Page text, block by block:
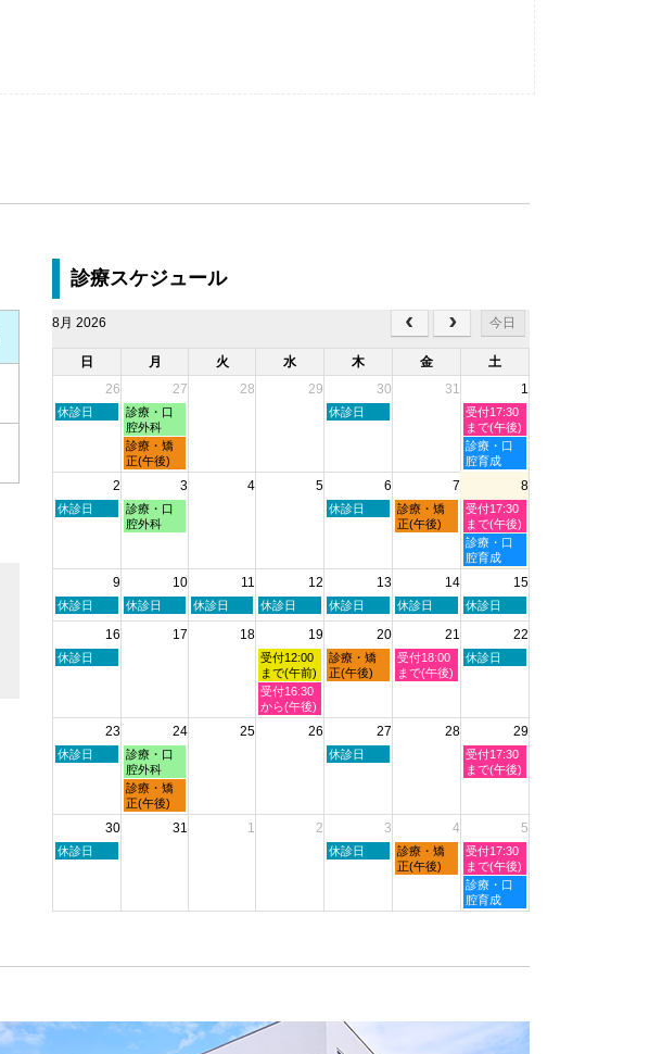
診療スケジュール
8月 2026 今日
日 月 火 水 木 金
土
26
27 28 29 30 31 1
日
月
2026
休診日
月
曜
日,
7
月
2026
診療・口
腔外科
木
月
2026
休診日
土
曜
日,
8
月
2026
受付17:30
まで(午後)
月
曜
日,
月
27th
2026
診療・矯
正(午後)
土
曜
日,
月
1st
2026
診療・口
腔育成
2 3 4 5 6 7 8
日
月
2026
休診日
月
曜
月
2026
診療・口
腔外科
木
月
2026
休診日
金
曜
月
2026
診療・矯
正(午後)
土
曜
日,
8
月
2026
受付17:30
まで(午後)
土
曜
日,
月
8th
診療・口
腔育成
9 10 11 12 13 14 15
日
曜
8
月
休診日
月
曜
休診日
火
曜
休診日
水
曜
8
月
12th
2026
休診日
木
曜
8
月
13th
休診日
金
曜
8
月
14th
休診日
土
曜
8
月
休診日
16 17 18 19 20 21 22
日
月
2026
休診日
水
曜
日,
8
月
受付12:00
まで(午前)
木
曜
月
2026
診療・矯
正(午後)
金
曜
月
受付18:00
まで(午後)
土
月
2026
休診日
水
曜
日,
受付16:30
から(午後)
23 24 25 26 27 28 29
日
月
2026
休診日
月
曜
日,
8
月
診療・口
腔外科
木
月
2026
休診日
土
曜
月
2026
受付17:30
まで(午後)
月
曜
日,
診療・矯
正(午後)
30 31 1 2 3 4 5
日
月
休診日
木
月
休診日
金
曜
月
診療・矯
正(午後)
土
曜
日,
9
月
受付17:30
まで(午後)
土
曜
日,
診療・口
腔育成